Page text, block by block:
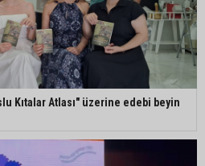
Kıtalar Atlası" üzerine edebi beyin